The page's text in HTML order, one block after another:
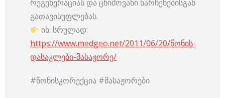
რეგენერაციას და ცხიმოვანი ნარჩენებისგან
გათავისუფლებას.
იხ. სრულად:
https://www.medgeo.net/2011/06/20/წონის-
დასაკლები-მასაჟორე/
#წონისკორექცია #მასაჟორები